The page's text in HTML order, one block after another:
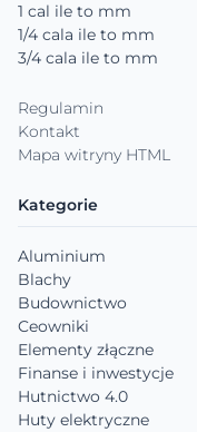
1 cal ile to mm
1/4 cala ile to mm
3/4 cala ile to mm
Regulamin
Kontakt
Mapa witryny HTML
Kategorie
Aluminium
Blachy
Budownictwo
Ceowniki
Elementy złączne
Finanse i inwestycje
Hutnictwo 4.0
Huty elektryczne